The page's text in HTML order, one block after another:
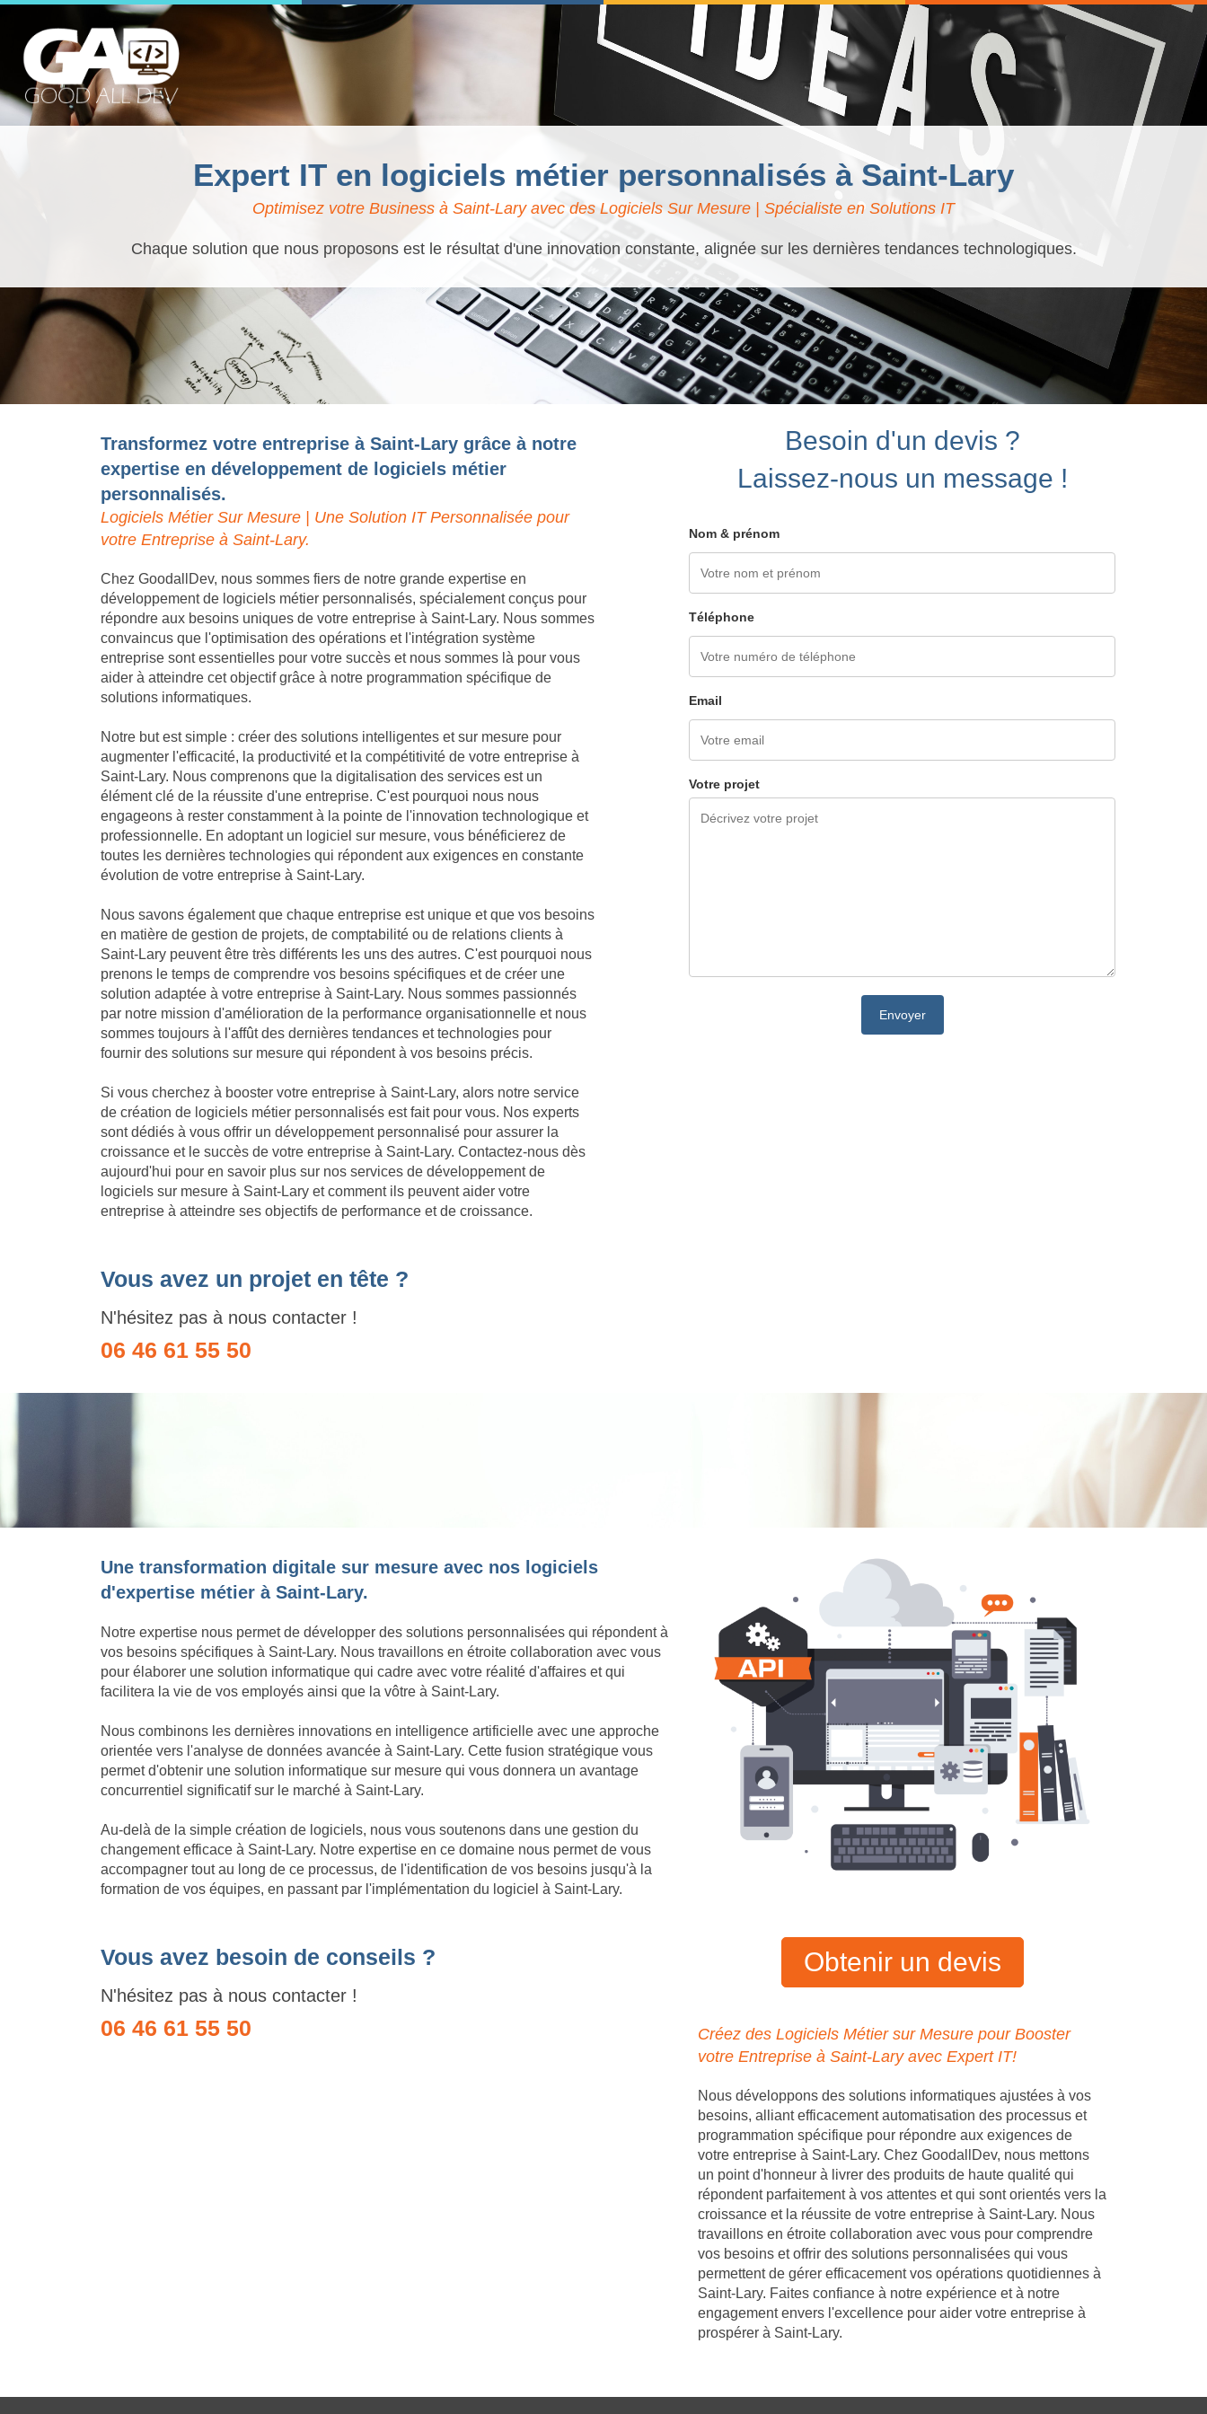
Expert IT en logiciels métier personnalisés à Saint-Lary
Optimisez votre Business à Saint-Lary avec des Logiciels Sur Mesure | Spécialiste en Solutions IT
Chaque solution que nous proposons est le résultat d'une innovation constante, alignée sur les dernières tendances technologiques.
Transformez votre entreprise à Saint-Lary grâce à notre
expertise en développement de logiciels métier
personnalisés.
Logiciels Métier Sur Mesure | Une Solution IT Personnalisée pour
votre Entreprise à Saint-Lary.
Chez GoodallDev, nous sommes fiers de notre grande expertise en
développement de logiciels métier personnalisés, spécialement conçus pour
répondre aux besoins uniques de votre entreprise à Saint-Lary. Nous sommes
convaincus que l'optimisation des opérations et l'intégration système
entreprise sont essentielles pour votre succès et nous sommes là pour vous
aider à atteindre cet objectif grâce à notre programmation spécifique de
solutions informatiques.
Notre but est simple : créer des solutions intelligentes et sur mesure pour
augmenter l'efficacité, la productivité et la compétitivité de votre entreprise à
Saint-Lary. Nous comprenons que la digitalisation des services est un
élément clé de la réussite d'une entreprise. C'est pourquoi nous nous
engageons à rester constamment à la pointe de l'innovation technologique et
professionnelle. En adoptant un logiciel sur mesure, vous bénéficierez de
toutes les dernières technologies qui répondent aux exigences en constante
évolution de votre entreprise à Saint-Lary.
Nous savons également que chaque entreprise est unique et que vos besoins
en matière de gestion de projets, de comptabilité ou de relations clients à
Saint-Lary peuvent être très différents les uns des autres. C'est pourquoi nous
prenons le temps de comprendre vos besoins spécifiques et de créer une
solution adaptée à votre entreprise à Saint-Lary. Nous sommes passionnés
par notre mission d'amélioration de la performance organisationnelle et nous
sommes toujours à l'affût des dernières tendances et technologies pour
fournir des solutions sur mesure qui répondent à vos besoins précis.
Si vous cherchez à booster votre entreprise à Saint-Lary, alors notre service
de création de logiciels métier personnalisés est fait pour vous. Nos experts
sont dédiés à vous offrir un développement personnalisé pour assurer la
croissance et le succès de votre entreprise à Saint-Lary. Contactez-nous dès
aujourd'hui pour en savoir plus sur nos services de développement de
logiciels sur mesure à Saint-Lary et comment ils peuvent aider votre
entreprise à atteindre ses objectifs de performance et de croissance.
Vous avez un projet en tête ?
N'hésitez pas à nous contacter !
06 46 61 55 50
Besoin d'un devis ?
Laissez-nous un message !
Nom & prénom
Téléphone
Email
Votre projet
Une transformation digitale sur mesure avec nos logiciels
d'expertise métier à Saint-Lary.
Notre expertise nous permet de développer des solutions personnalisées qui répondent à
vos besoins spécifiques à Saint-Lary. Nous travaillons en étroite collaboration avec vous
pour élaborer une solution informatique qui cadre avec votre réalité d'affaires et qui
facilitera la vie de vos employés ainsi que la vôtre à Saint-Lary.
Nous combinons les dernières innovations en intelligence artificielle avec une approche
orientée vers l'analyse de données avancée à Saint-Lary. Cette fusion stratégique vous
permet d'obtenir une solution informatique sur mesure qui vous donnera un avantage
concurrentiel significatif sur le marché à Saint-Lary.
Au-delà de la simple création de logiciels, nous vous soutenons dans une gestion du
changement efficace à Saint-Lary. Notre expertise en ce domaine nous permet de vous
accompagner tout au long de ce processus, de l'identification de vos besoins jusqu'à la
formation de vos équipes, en passant par l'implémentation du logiciel à Saint-Lary.
Vous avez besoin de conseils ?
N'hésitez pas à nous contacter !
06 46 61 55 50
Obtenir un devis
Créez des Logiciels Métier sur Mesure pour Booster
votre Entreprise à Saint-Lary avec Expert IT!
Nous développons des solutions informatiques ajustées à vos
besoins, alliant efficacement automatisation des processus et
programmation spécifique pour répondre aux exigences de
votre entreprise à Saint-Lary. Chez GoodallDev, nous mettons
un point d'honneur à livrer des produits de haute qualité qui
répondent parfaitement à vos attentes et qui sont orientés vers la
croissance et la réussite de votre entreprise à Saint-Lary. Nous
travaillons en étroite collaboration avec vous pour comprendre
vos besoins et offrir des solutions personnalisées qui vous
permettent de gérer efficacement vos opérations quotidiennes à
Saint-Lary. Faites confiance à notre expérience et à notre
engagement envers l'excellence pour aider votre entreprise à
prospérer à Saint-Lary.